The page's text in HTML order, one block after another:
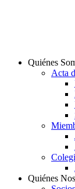
Quiénes
Acta
Quiénes